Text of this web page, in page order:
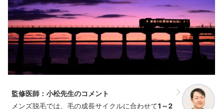
監修医師：小松先生のコメント
メンズ脱毛では、毛の成長サイクルに合わせて1～2